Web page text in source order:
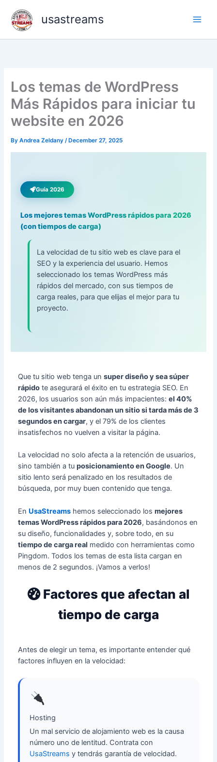
content
usastreams
Los temas de WordPress
Más Rápidos para iniciar tu
website en 2026
ByAndrea Zeldany/ December 27, 2025
Guía 2026
Los mejores temas WordPress rápidos para 2026
(con tiempos de carga)
La velocidad de tu sitio web es clave para el
SEO y la experiencia del usuario. Hemos
seleccionado los temas WordPress más
rápidos del mercado, con sus tiempos de
carga reales, para que elijas el mejor para tu
proyecto.
Que tu sitio web tenga unsuper diseño y sea súper
rápido te asegurará el éxito en tu estrategia SEO. En
2026, los usuarios son aún más impacientes:el 40%
de los visitantes abandonan un sitio si tarda más de 3
segundos en cargar, y el 79% de los clientes
insatisfechos no vuelven a visitar la página.
La velocidad no solo afecta a la retención de usuarios,
sino también a tuposicionamiento en Google. Un
sitio lento será penalizado en los resultados de
búsqueda, por muy buen contenido que tenga.
En UsaStreams hemos seleccionado losmejores
temas WordPress rápidos para 2026, basándonos en
su diseño, funcionalidades y, sobre todo, en su
tiempo de carga real medido con herramientas como
Pingdom. Todos los temas de esta lista cargan en
menos de 2 segundos. ¡Vamos a verlos!
Factores que afectan al
tiempo de carga
Antes de elegir un tema, es importante entender qué
factores influyen en la velocidad:
Hosting
Un mal servicio de alojamiento web es la causa
número uno de lentitud. Contrata con
UsaStreams y tendrás garantía de velocidad.